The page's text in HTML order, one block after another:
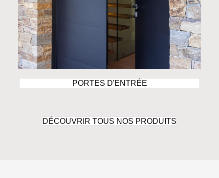
PORTES D'ENTRÉE
DÉCOUVRIR TOUS NOS PRODUITS